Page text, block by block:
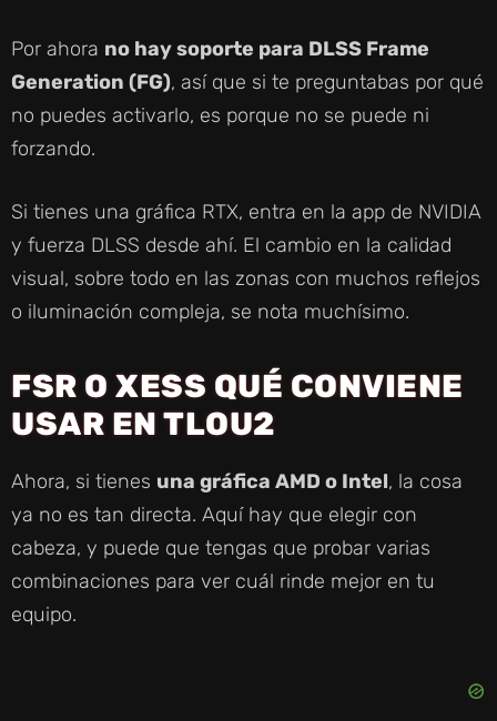
Por ahora no hay soporte para DLSS Frame
Generation (FG), así que si te preguntabas por qué
no puedes activarlo, es porque no se puede ni
forzando.
Si tienes una gráfica RTX, entra en la app de NVIDIA
y fuerza DLSS desde ahí. El cambio en la calidad
visual, sobre todo en las zonas con muchos reflejos
o iluminación compleja, se nota muchísimo.
FSR O XESS QUÉ CONVIENE
USAR EN TLOU2
Ahora, si tienes una gráfica AMD o Intel, la cosa
ya no es tan directa. Aquí hay que elegir con
cabeza, y puede que tengas que probar varias
combinaciones para ver cuál rinde mejor en tu
equipo.